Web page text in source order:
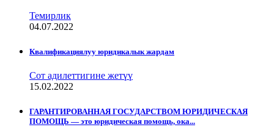
Темирлик
04.07.2022
Квалификациялуу юридикалык жардам
Сот адилеттигине жетүү
15.02.2022
ГАРАНТИРОВАННАЯ ГОСУДАРСТВОМ ЮРИДИЧЕСКАЯ
ПОМОЩЬ — это юридическая помощь, ока...